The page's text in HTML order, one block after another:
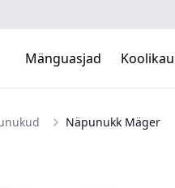
Mänguasjad
Näpunukk Mäger